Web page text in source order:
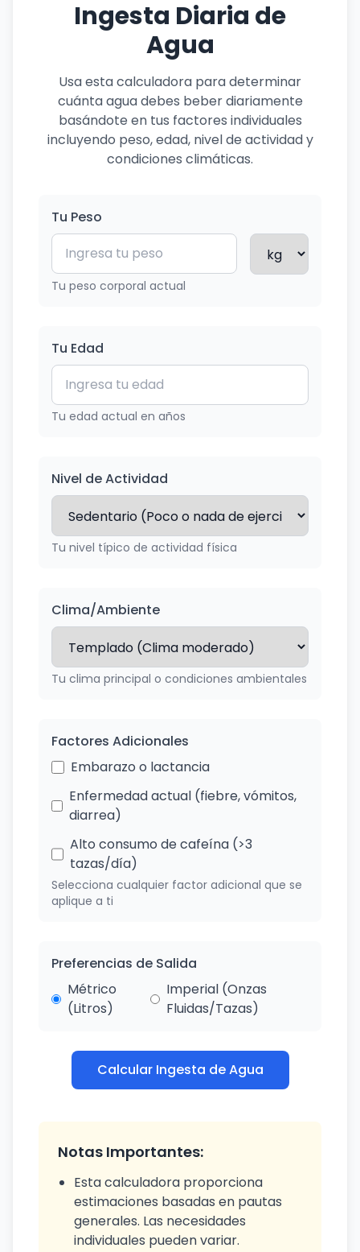
Ingesta Diaria de
Agua
Usa esta calculadora para determinar
cuánta agua debes beber diariamente
basándote en tus factores individuales
incluyendo peso, edad, nivel de actividad y
condiciones climáticas.
Tu Peso
Tu peso corporal actual
Tu Edad
Tu edad actual en años
Nivel de Actividad
Tu nivel típico de actividad física
Clima/Ambiente
Tu clima principal o condiciones ambientales
Factores Adicionales
Embarazo o lactancia
Enfermedad actual (fiebre, vómitos,
diarrea)
Alto consumo de cafeína (>3
tazas/día)
Selecciona cualquier factor adicional que se
aplique a ti
Preferencias de Salida
Métrico
(Litros)
Imperial (Onzas
Fluidas/Tazas)
Calcular Ingesta de Agua
Notas Importantes:
Esta calculadora proporciona
estimaciones basadas en pautas
generales. Las necesidades
individuales pueden variar.